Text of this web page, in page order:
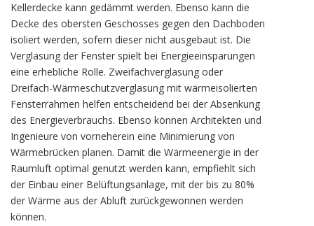
Kellerdecke kann gedämmt werden. Ebenso kann die
Decke des obersten Geschosses gegen den Dachboden
isoliert werden, sofern dieser nicht ausgebaut ist. Die
Verglasung der Fenster spielt bei Energieeinsparungen
eine erhebliche Rolle. Zweifachverglasung oder
Dreifach-Wärmeschutzverglasung mit wärmeisolierten
Fensterrahmen helfen entscheidend bei der Absenkung
des Energieverbrauchs. Ebenso können Architekten und
Ingenieure von vorneherein eine Minimierung von
Wärmebrücken planen. Damit die Wärmeenergie in der
Raumluft optimal genutzt werden kann, empfiehlt sich
der Einbau einer Belüftungsanlage, mit der bis zu 80%
der Wärme aus der Abluft zurückgewonnen werden
können.